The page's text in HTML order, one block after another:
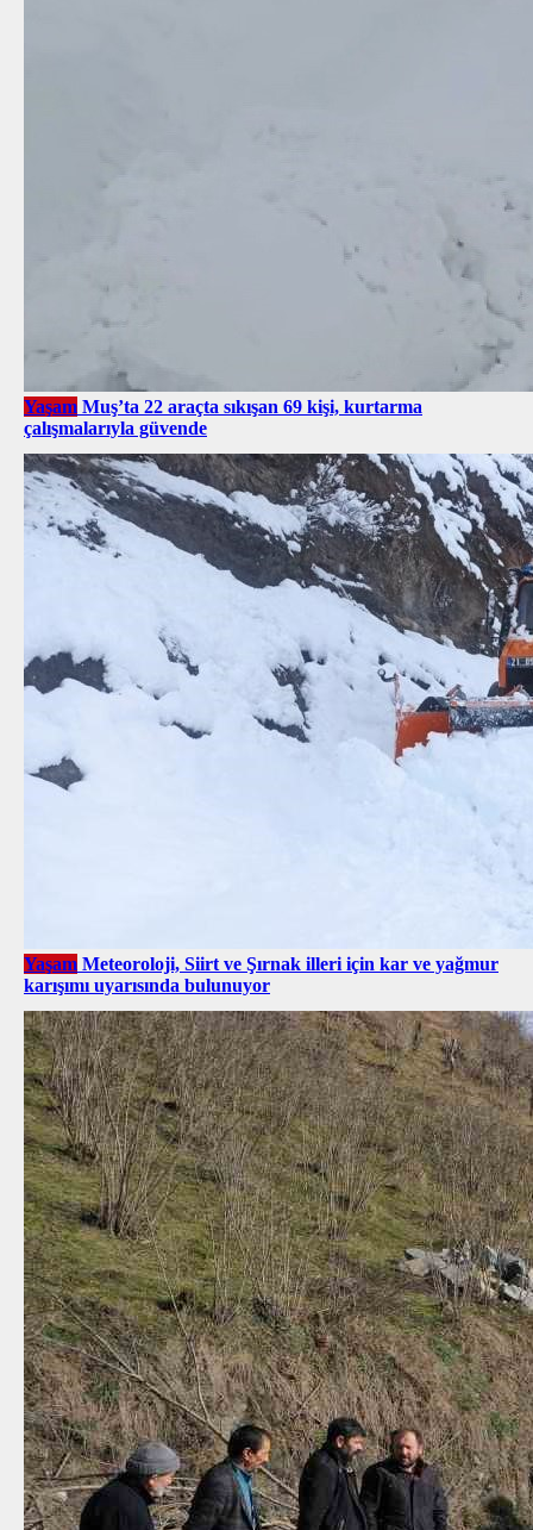
Yaşam Muş’ta 22 araçta sıkışan 69 kişi, kurtarma
çalışmalarıyla güvende
Yaşam Meteoroloji, Siirt ve Şırnak illeri için kar ve yağmur
karışımı uyarısında bulunuyor